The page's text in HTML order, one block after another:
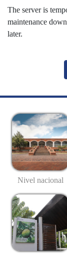
The server is
maintenance
later.
Nivel nacional